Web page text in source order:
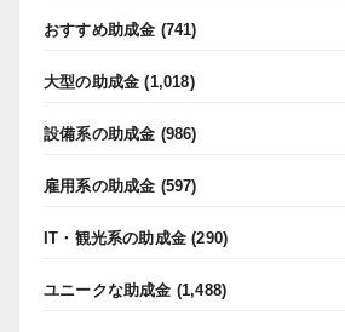
おすすめ助成金 (741)
大型の助成金 (1,018)
設備系の助成金 (986)
雇用系の助成金 (597)
IT・観光系の助成金 (290)
ユニークな助成金 (1,488)